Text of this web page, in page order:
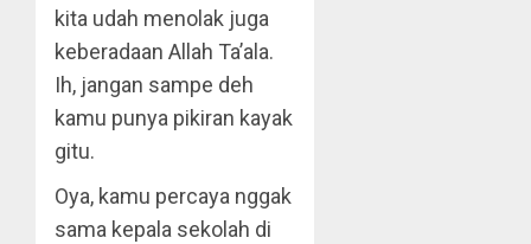
kita udah menolak juga
keberadaan Allah Ta’ala.
Ih, jangan sampe deh
kamu punya pikiran kayak
gitu.
Oya, kamu percaya nggak
sama kepala sekolah di